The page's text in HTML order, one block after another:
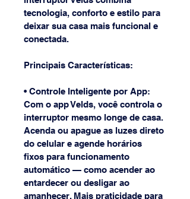
tecnologia, conforto e estilo para
deixar sua casa mais funcional e
conectada.
Principais Características:
• Controle Inteligente por App:
Com o app Velds, você controla o
interruptor mesmo longe de casa.
Acenda ou apague as luzes direto
do celular e agende horários
fixos para funcionamento
automático — como acender ao
entardecer ou desligar ao
amanhecer. Mais praticidade para